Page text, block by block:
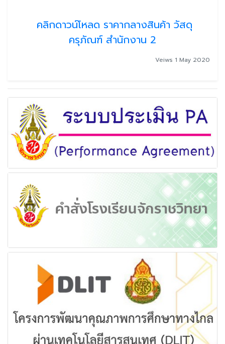
คลิกดาวน์โหลด ราคากลางสินค้า วัสดุ
ครุภัณฑ์ สำนักงาน 2
Veiws 1 May 2020